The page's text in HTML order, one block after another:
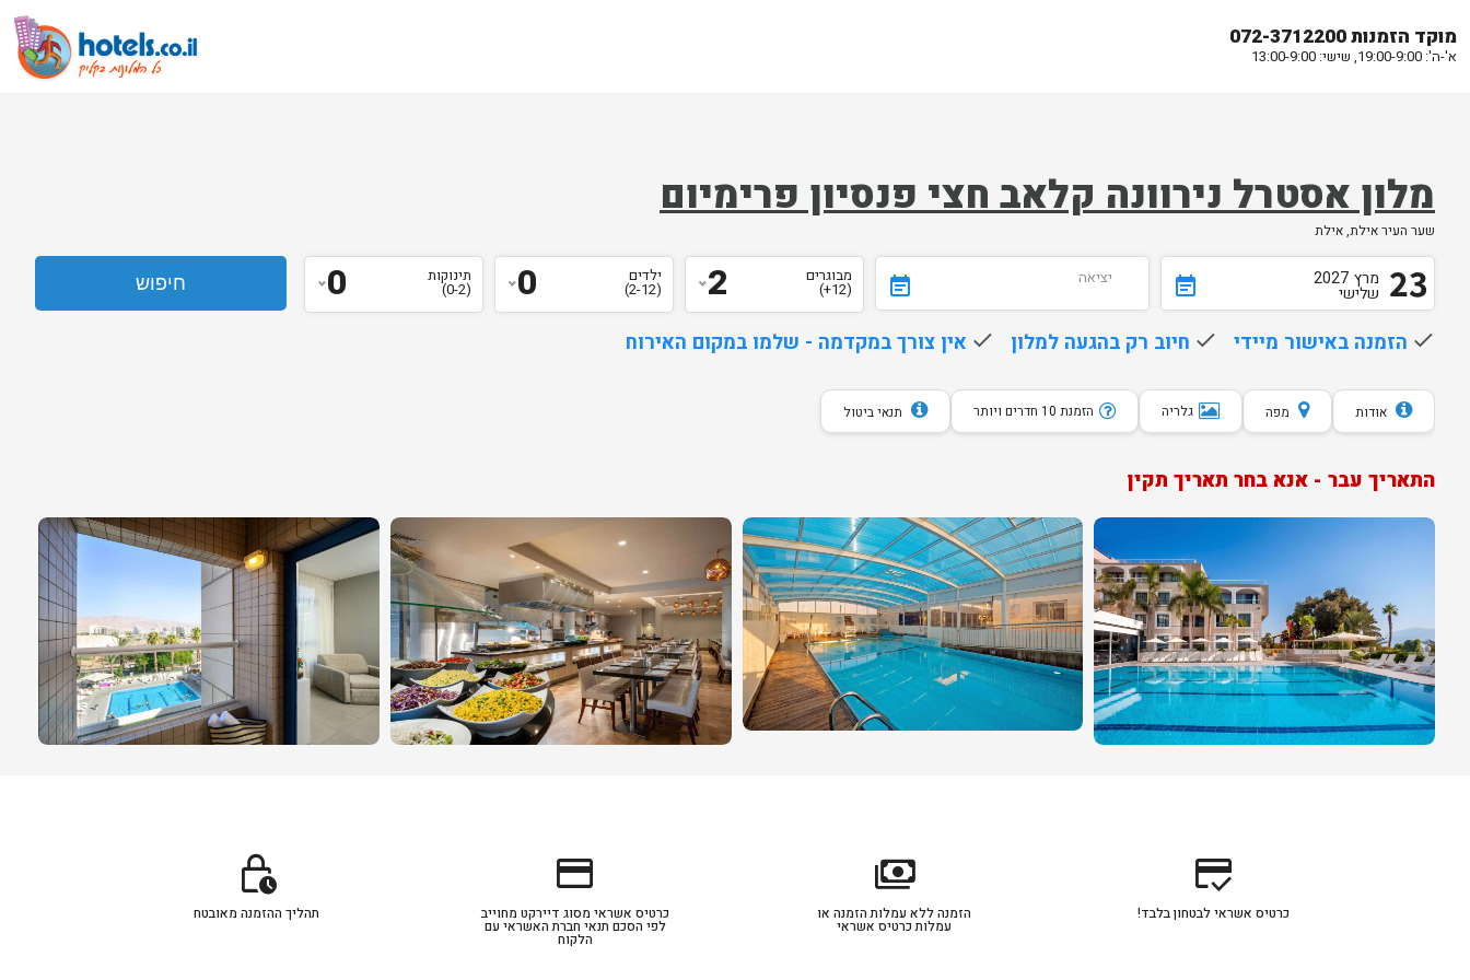
מוקד הזמנות 072-3712200
א'-ה': 19:00-9:00, שישי: 13:00-9:00
מלון אסטרל נירוונה קלאב חצי פנסיון פרימיום
שער העיר אילת, אילת
event_note 23 מרץ 2027
שלישי event_note יציאה מבוגרים
(12+)
2 ילדים
(2-12)
0 תינוקות
(0-2)
0
done הזמנה באישור מיידי done חיוב רק בהגעה למלון done אין צורך במקדמה - שלמו במקום האירוח
אודות מפה גלריה הזמנת 10 חדרים ויותר תנאי ביטול
התאריך עבר - אנא בחר תאריך תקין
credit_score
כרטיס אשראי לבטחון בלבד!
payments
הזמנה ללא עמלות הזמנה או
עמלות כרטיס אשראי
credit_card
כרטיס אשראי מסוג דיירקט מחוייב
לפי הסכם תנאי חברת האשראי עם
הלקוח
lock_clock
תהליך ההזמנה מאובטח